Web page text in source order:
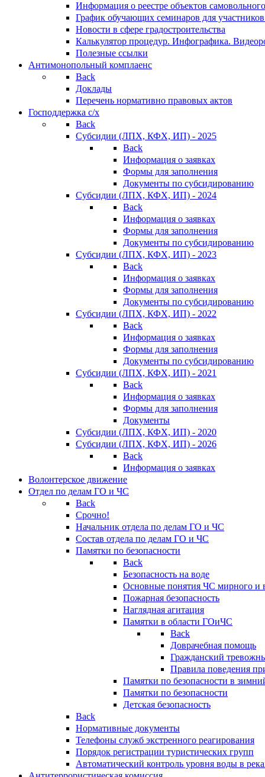
Информация о реестре объектов
График обучающих семинаров для участников
Новости в сфере градостроительства
Калькулятор процедур. Инфографика.
Полезные ссылки
Антимонопольный комплаенс
Back
Доклады
Перечень нормативно правовых актов
Господдержка с/х
Back
Субсидии (ЛПХ, КФХ, ИП) - 2025
Back
Информация о заявках
Формы для заполнения
Документы по субсидированию
Субсидии (ЛПХ, КФХ, ИП) - 2024
Back
Информация о заявках
Формы для заполнения
Документы по субсидированию
Субсидии (ЛПХ, КФХ, ИП) - 2023
Back
Информация о заявках
Формы для заполнения
Документы по субсидированию
Субсидии (ЛПХ, КФХ, ИП) - 2022
Back
Информация о заявках
Формы для заполнения
Документы по субсидированию
Субсидии (ЛПХ, КФХ, ИП) - 2021
Back
Информация о заявках
Формы для заполнения
Документы
Субсидии (ЛПХ, КФХ, ИП) - 2020
Субсидии (ЛПХ, КФХ, ИП) - 2026
Back
Информация о заявках
Волонтерское движение
Отдел по делам ГО и ЧС
Back
Срочно!
Начальник отдела по делам ГО и ЧС
Состав отдела по делам ГО и ЧС
Памятки по безопасности
Back
Безопасность на воде
Основные понятия ЧС мирного и
Пожарная безопасность
Наглядная агитация
Памятки в области ГОиЧС
Back
Доврачебная помощь
Гражданский
Правила поведения
Памятки по безопасности в
Памятки по безопасности
Детская безопасность
Back
Нормативные документы
Телефоны служб экстренного реагирования
Порядок регистрации туристических групп
Автоматический контроль уровня воды в